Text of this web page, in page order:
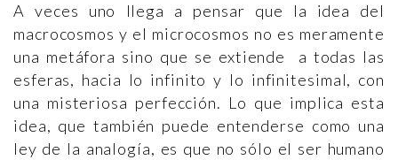
A veces uno llega a pensar que la idea del
macrocosmos y el microcosmos no es meramente
una metáfora sino que se extiende a todas las
esferas, hacia lo infinito y lo infinitesimal, con
una misteriosa perfección. Lo que implica esta
idea, que también puede entenderse como una
ley de la analogía, es que no sólo el ser humano